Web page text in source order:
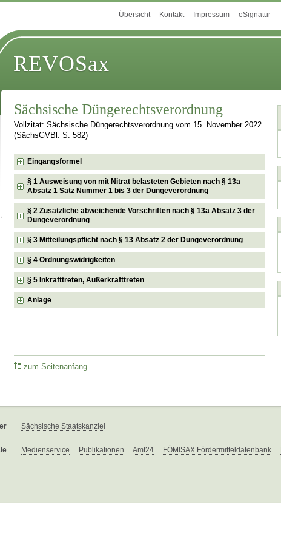
Übersicht Kontakt Impressum eSignatur
REVOSax
Sächsische Düngerechtsverordnung
Vollzitat: Sächsische Düngerechtsverordnung vom 15. November 2022
(SächsGVBl. S. 582)
Eingangsformel
§ 1 Ausweisung von mit Nitrat belasteten Gebieten nach § 13a
Absatz 1 Satz Nummer 1 bis 3 der Düngeverordnung
§ 2 Zusätzliche abweichende Vorschriften nach § 13a Absatz 3 der
Düngeverordnung
§ 3 Mitteilungspflicht nach § 13 Absatz 2 der Düngeverordnung
§ 4 Ordnungswidrigkeiten
§ 5 Inkrafttreten, Außerkrafttreten
Anlage
zum Seitenanfang
Sächsische Staatskanzlei
Medienservice Publikationen Amt24 FÖMISAX Fördermitteldatenbank